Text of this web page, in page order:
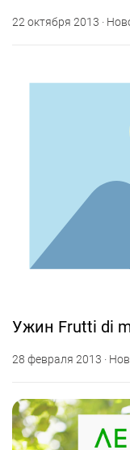
22 октября 2013 ·
Ужин Frutti di
28 февраля 2013 ·